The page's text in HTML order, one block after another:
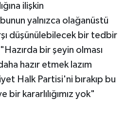
ilişkin
yalnızca olağanüstü
düşünülebilecek bir tedbir
bir şeyin olması
hazır etmek lazım
Halk Partisi'ni bırakıp bu
kararlılığımız yok"